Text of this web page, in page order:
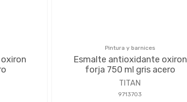
Pintura y barnices
Esmalte antioxidante oxiron
forja 750 ml gris acero
TITAN
9713703